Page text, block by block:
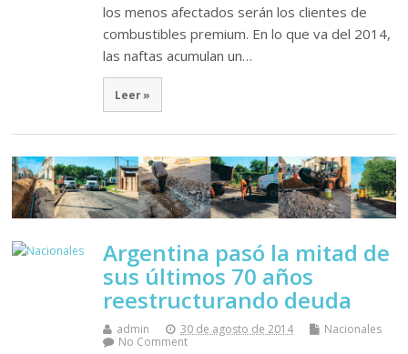
los menos afectados serán los clientes de
combustibles premium. En lo que va del 2014,
las naftas acumulan un…
Leer »
Argentina pasó la mitad de
sus últimos 70 años
reestructurando deuda
admin 30 de agosto de 2014
Nacionales
No Comment